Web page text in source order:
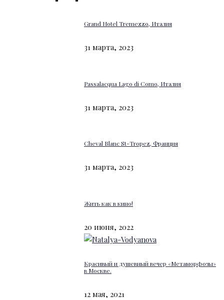
Grand Hotel Tremezzo, Италия
31 марта, 2023
Passalacqua Lago di Como, Италия
31 марта, 2023
Cheval Blanc St-Tropez, Франция
31 марта, 2023
Жить как в кино!
20 июня, 2022
Красивый и душевный вечер «Метаморфозы»
в Москве.
12 мая, 2021